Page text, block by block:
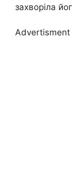
захворіла
Advertisment